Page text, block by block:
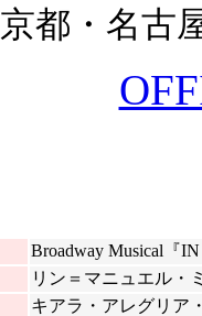
京都・名古
Broadway Musical『
リン＝マニュエル・
キアラ・アレグリア